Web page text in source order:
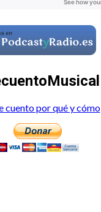
cuento por qué y cómo